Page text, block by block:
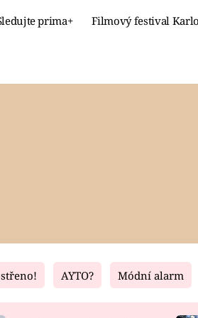
prima+ Filmový festival
Living
AYTO? Módní alarm